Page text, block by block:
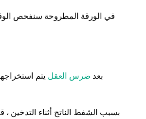
في الورقة المطروحة سنفحص
بعد ضرس العقل يتم
بسبب الشفط الناتج أثناء التدخين